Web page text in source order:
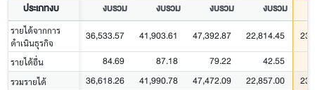
ประเภทงบ งบรวม งบรวม งบรวม งบรวม
รายได้จากการ
ดำเนินธุรกิจ
36,533.57 41,903.61 47,392.87 22,814.45
รายได้อื่น 84.69 87.18 79.22 42.55
รวมรายได้ 36,618.26 41,990.78 47,472.09 22,857.00